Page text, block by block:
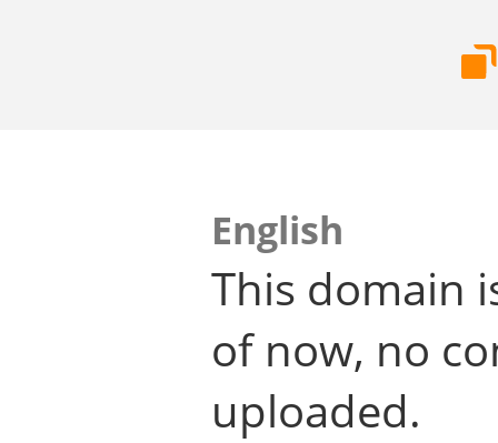
English
This domain
of now, no
uploaded.